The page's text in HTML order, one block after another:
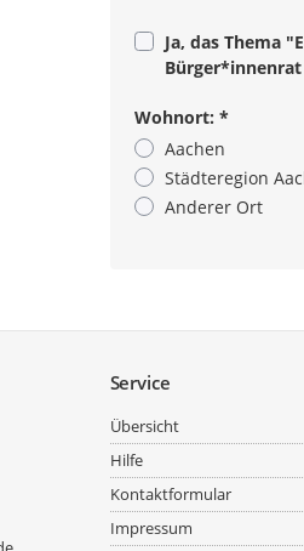
Ja, das Thema
Wohnort: *
Aachen
Städteregion
Anderer Ort
Service
Übersicht
Hilfe
Kontaktformular
Impressum